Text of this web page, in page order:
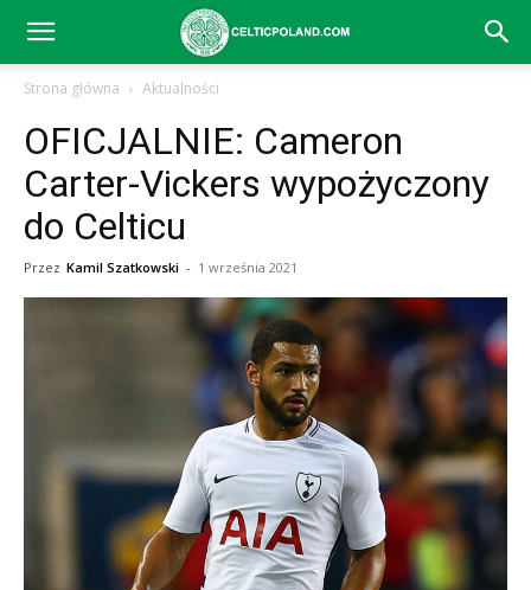
Celtic
Glasgow
Strona główna Aktualności
OFICJALNIE: Cameron
Carter-Vickers wypożyczony
do Celticu
Przez Kamil Szatkowski - 1 września 2021